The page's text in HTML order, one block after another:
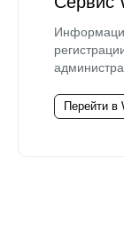
Перейти в